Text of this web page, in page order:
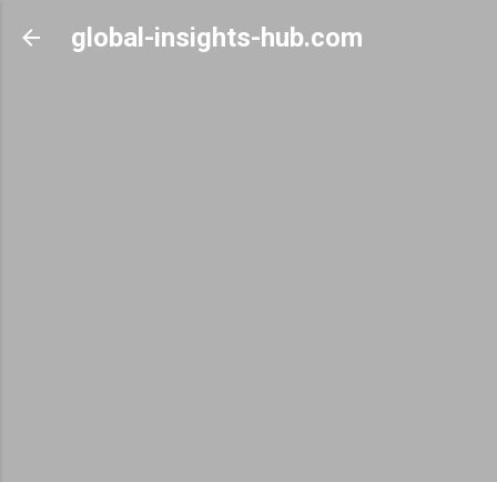
Skip to main content
global-insights-hub.com